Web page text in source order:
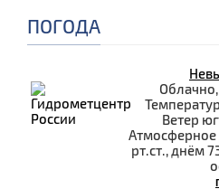
ПОГОДА
Ветер
рт.ст., днём